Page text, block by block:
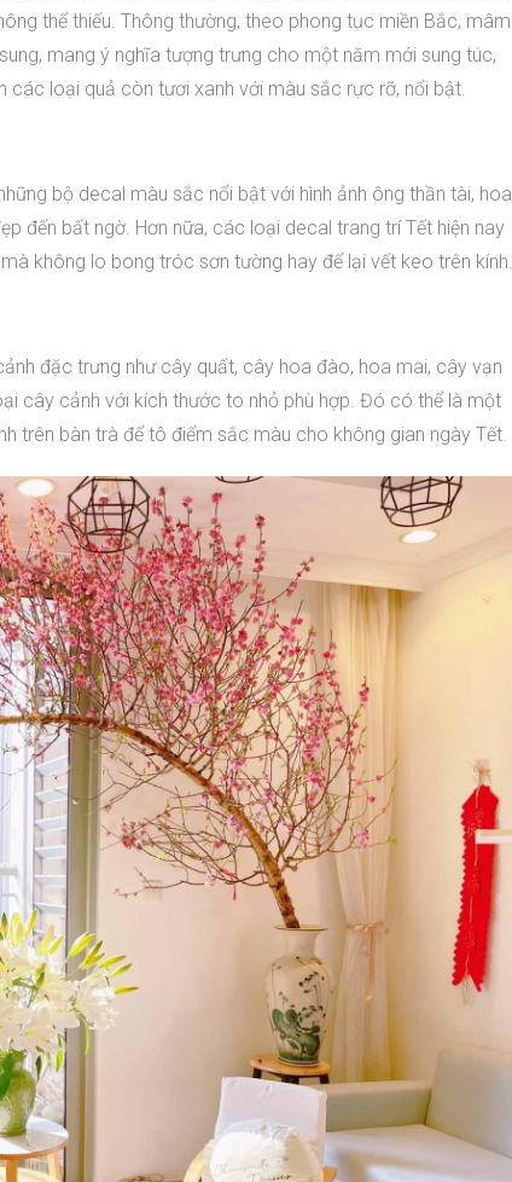
thể thiếu. Thông thường, theo phong tục miền Bắc, mâm
mang ý nghĩa tượng trưng cho một năm mới sung túc,
các loại quả còn tươi xanh với màu sắc rực rỡ, nổi bật.
bộ decal màu sắc nổi bật với hình ảnh ông thần tài, hoa
đến bất ngờ. Hơn nữa, các loại decal trang trí Tết hiện nay
không lo bong tróc sơn tường hay để lại vết keo trên kính.
đặc trưng như cây quất, cây hoa đào, hoa mai, cây vạn
cây cảnh với kích thước to nhỏ phù hợp. Đó có thể là một
trên bàn trà để tô điểm sắc màu cho không gian ngày Tết.